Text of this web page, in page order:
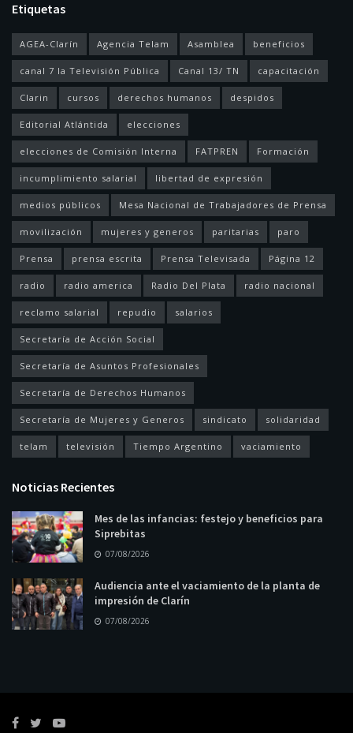
Etiquetas
AGEA-Clarín Agencia Telam Asamblea beneficios
canal 7 la Televisión Pública Canal 13/ TN capacitación
Clarin cursos derechos humanos despidos
Editorial Atlántida elecciones
elecciones de Comisión Interna FATPREN Formación
incumplimiento salarial libertad de expresión
medios públicos Mesa Nacional de Trabajadores de Prensa
movilización mujeres y generos paritarias paro
Prensa prensa escrita Prensa Televisada Página 12
radio radio america Radio Del Plata radio nacional
reclamo salarial repudio salarios
Secretaría de Acción Social
Secretaría de Asuntos Profesionales
Secretaría de Derechos Humanos
Secretaría de Mujeres y Generos sindicato solidaridad
telam televisión Tiempo Argentino vaciamiento
Noticias Recientes
Mes de las infancias: festejo y beneficios para
Siprebitas
07/08/2026
Audiencia ante el vaciamiento de la planta de
impresión de Clarín
07/08/2026